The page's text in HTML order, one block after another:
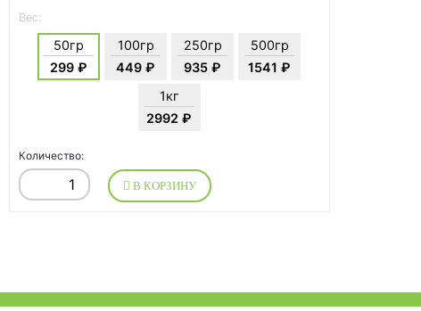
Вес:
50гр
299 ₽
100гр
449 ₽
250гр
935 ₽
500гр
1541 ₽
1кг
2992 ₽
Количество:
В КОРЗИНУ